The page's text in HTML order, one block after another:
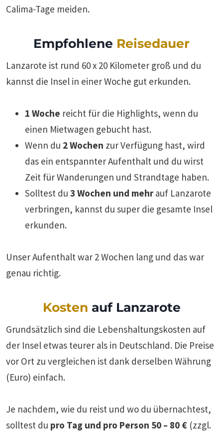
Calima-Tage meiden.
Empfohlene Reisedauer
Lanzarote ist rund 60 x 20 Kilometer groß und du
kannst die Insel in einer Woche gut erkunden.
1 Woche reicht für die Highlights, wenn du
einen Mietwagen gebucht hast.
Wenn du 2 Wochen zur Verfügung hast, wird
das ein entspannter Aufenthalt und du wirst
Zeit für Wanderungen und Strandtage haben.
Solltest du 3 Wochen und mehrauf Lanzarote
verbringen, kannst du super die gesamte Insel
erkunden.
Unser Aufenthalt war 2 Wochen lang und das war
genau richtig.
Kosten auf Lanzarote
Grundsätzlich sind die Lebenshaltungskosten auf
der Insel etwas teurer als in Deutschland. Die Preise
vor Ort zu vergleichen ist dank derselben Währung
(Euro) einfach.
Je nachdem, wie du reist und wo du übernachtest,
solltest du pro Tag und pro Person 50 – 80 € (zzgl.